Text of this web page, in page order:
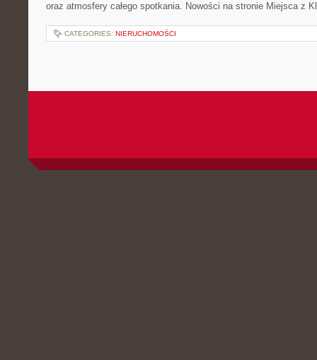
oraz atmosfery całego spotkania. Nowości na stronie Miejsca z
CATEGORIES: NIERUCHOMOŚCI